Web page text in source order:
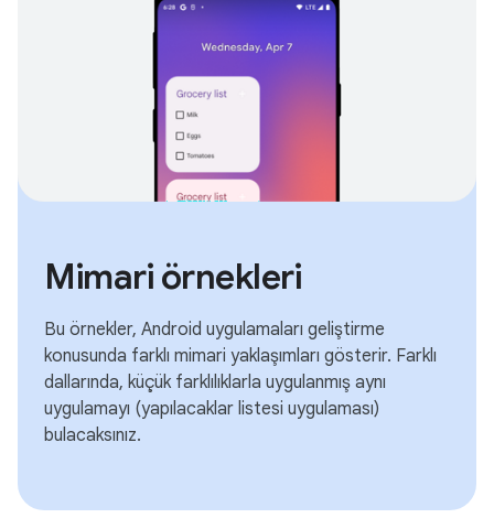
Mimari örnekleri
Bu örnekler, Android uygulamaları geliştirme
konusunda farklı mimari yaklaşımları gösterir. Farklı
dallarında, küçük farklılıklarla uygulanmış aynı
uygulamayı (yapılacaklar listesi uygulaması)
bulacaksınız.